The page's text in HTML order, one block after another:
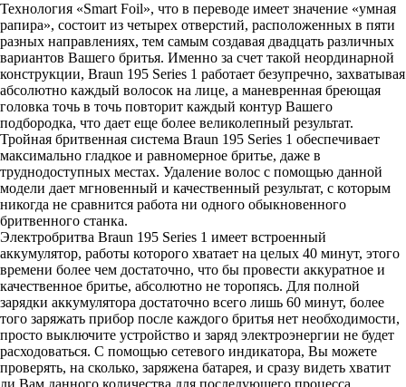
Технология «Smart Foil», что в переводе имеет значение «умная
рапира», состоит из четырех отверстий, расположенных в пяти
разных направлениях, тем самым создавая двадцать различных
вариантов Вашего бритья. Именно за счет такой неординарной
конструкции, Braun 195 Series 1 работает безупречно, захватывая
абсолютно каждый волосок на лице, а маневренная бреющая
головка точь в точь повторит каждый контур Вашего
подбородка, что дает еще более великолепный результат.
Тройная бритвенная система Braun 195 Series 1 обеспечивает
максимально гладкое и равномерное бритье, даже в
труднодоступных местах. Удаление волос с помощью данной
модели дает мгновенный и качественный результат, с которым
никогда не сравнится работа ни одного обыкновенного
бритвенного станка.
Электробритва Braun 195 Series 1 имеет встроенный
аккумулятор, работы которого хватает на целых 40 минут, этого
времени более чем достаточно, что бы провести аккуратное и
качественное бритье, абсолютно не торопясь. Для полной
зарядки аккумулятора достаточно всего лишь 60 минут, более
того заряжать прибор после каждого бритья нет необходимости,
просто выключите устройство и заряд электроэнергии не будет
расходоваться. С помощью сетевого индикатора, Вы можете
проверять, на сколько, заряжена батарея, и сразу видеть хватит
ли Вам данного количества для последующего процесса